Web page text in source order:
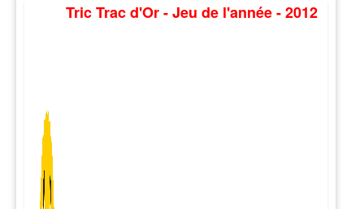
Tric Trac d'Or - Jeu de l'année - 2012